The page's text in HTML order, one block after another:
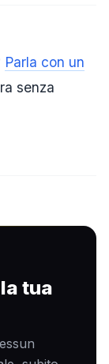
Parla con un
senza
tua